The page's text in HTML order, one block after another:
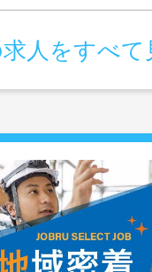
人をすべて